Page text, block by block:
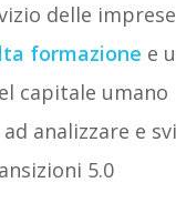
delle
formazione e
capitale umano
analizzare e
5.0